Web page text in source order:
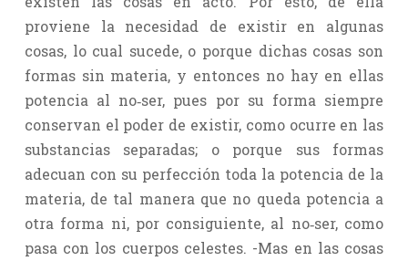
proviene la necesidad de existir en algunas
cosas, lo cual sucede, o porque dichas cosas son
formas sin materia, y entonces no hay en ellas
potencia al no‑ser, pues por su forma siempre
conservan el poder de existir, como ocurre en las
substancias separadas; o porque sus formas
adecuan con su perfección toda la potencia de la
materia, de tal manera que no queda potencia a
otra forma ni, por consiguiente, al no‑ser, como
pasa con los cuerpos celestes. -Mas en las cosas